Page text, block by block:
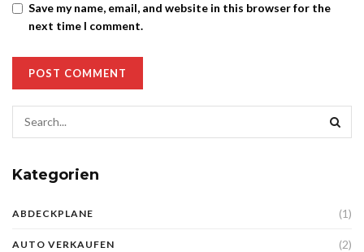
Save my name, email, and website in this browser for the
next time I comment.
Kategorien
ABDECKPLANE (1)
AUTO VERKAUFEN (2)